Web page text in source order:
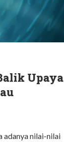
Upaya
adanya nilai-nilai